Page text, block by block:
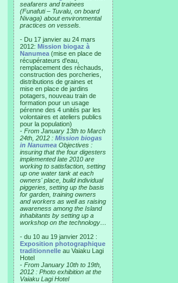
seafarers and trainees
(Funafuti – Tuvalu, on board
Nivaga) about environmental
practices on vessels.
- Du 17 janvier au 24 mars
2012: Mission biogaz à
Nanumea (mise en place de
récupérateurs d'eau,
remplacement des réchauds,
construction des porcheries,
distributions de graines et
mise en place de jardins
potagers, nouveau train de
formation pour un usage
pérenne des 4 unités par les
volontaires et ateliers publics
pour la population)
- From January 13th to March
24th, 2012 : Mission biogas
in Nanumea Objectives :
insuring that the four digesters
implemented late 2010 are
working to satisfaction, setting
up one water tank at each
owners' place, build individual
piggeries, setting up the basis
for garden, training owners
and workers as well as raising
awareness among the Island
inhabitants by setting up a
workshop on the technology…
- du 10 au 19 janvier 2012 :
Exposition photographique
traditionnelle au Vaiaku Lagi
Hotel
- From January 10th to 19th,
2012 : Photo exhibition at the
Vaiaku Lagi Hotel